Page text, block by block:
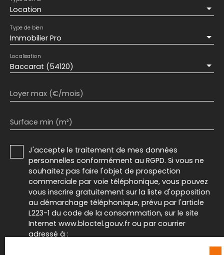
Location
Immobilier Pro
Type de bien
Baccarat (54120)
Localisation
Loyer max (€/mois)
Surface min (m²)
J'accepte le traitement de mes données
personnelles conformément au RGPD. Si vous ne
souhaitez pas faire l'objet de prospection
commerciale par voie téléphonique, vous pouvez
vous inscrire gratuitement sur la liste d'opposition
au démarchage téléphonique, prévu par l'article
L223-1 du code de la consommation, sur le site
Internet www.bloctel.gouv.fr ou par courrier
adressé à :